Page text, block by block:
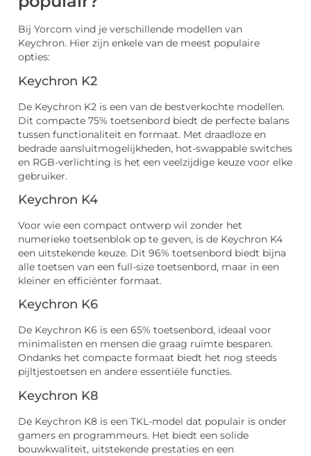
Bij Yorcom vind je verschillende modellen van
Keychron. Hier zijn enkele van de meest populaire
opties:
Keychron K2
De Keychron K2 is een van de bestverkochte modellen.
Dit compacte 75% toetsenbord biedt de perfecte balans
tussen functionaliteit en formaat. Met draadloze en
bedrade aansluitmogelijkheden, hot-swappable switches
en RGB-verlichting is het een veelzijdige keuze voor elke
gebruiker.
Keychron K4
Voor wie een compact ontwerp wil zonder het
numerieke toetsenblok op te geven, is de Keychron K4
een uitstekende keuze. Dit 96% toetsenbord biedt bijna
alle toetsen van een full-size toetsenbord, maar in een
kleiner en efficiënter formaat.
Keychron K6
De Keychron K6 is een 65% toetsenbord, ideaal voor
minimalisten en mensen die graag ruimte besparen.
Ondanks het compacte formaat biedt het nog steeds
pijltjestoetsen en andere essentiële functies.
Keychron K8
De Keychron K8 is een TKL-model dat populair is onder
gamers en programmeurs. Het biedt een solide
bouwkwaliteit, uitstekende prestaties en een